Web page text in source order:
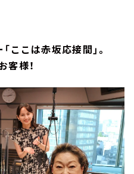
ここは赤坂応接間」。
客様！